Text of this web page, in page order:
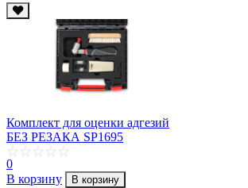
Комплект для оценки адгезий
БЕЗ РЕЗАКА SP1695
0
В корзину
В корзину